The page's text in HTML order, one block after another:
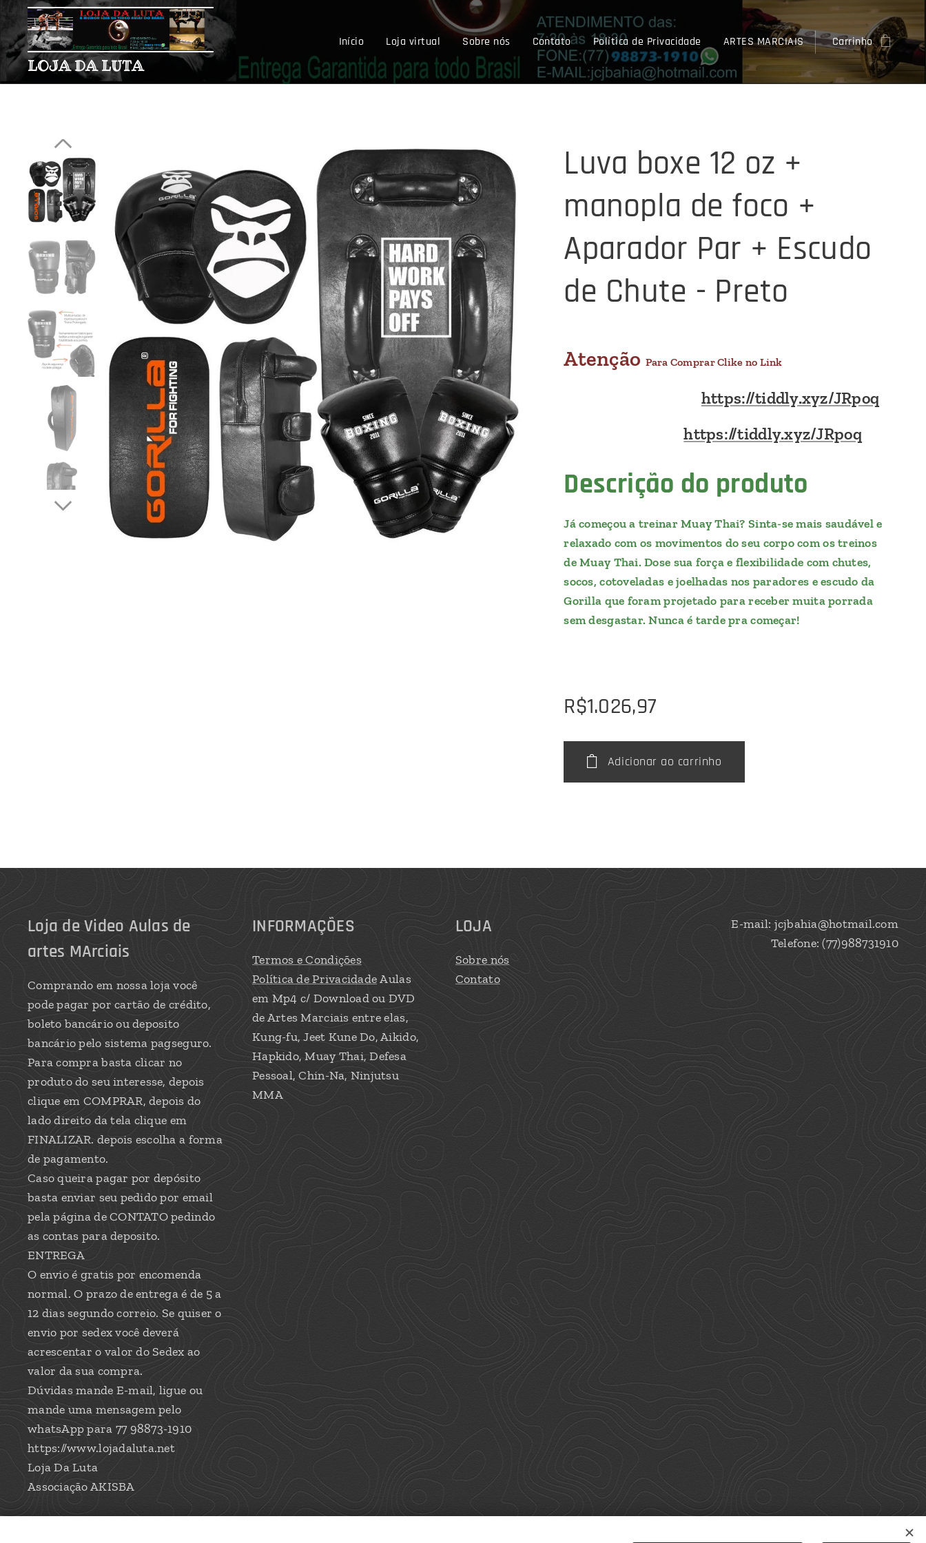
LOJA DA LUTA
Início Loja virtual Sobre nós Contato Política de Privacidade ARTES MARCIAIS Carrinho
Luva boxe 12 oz +
manopla de foco +
Aparador Par + Escudo
de Chute - Preto
Atenção Para Comprar Clike no Link
https://tiddly.xyz/JRpoq
https://tiddly.xyz/JRpoq
Descrição do produto
Já começou a treinar Muay Thai? Sinta-se mais saudável e
relaxado com os movimentos do seu corpo com os treinos
de Muay Thai. Dose sua força e flexibilidade com chutes,
socos, cotoveladas e joelhadas nos paradores e escudo da
Gorilla que foram projetado para receber muita porrada
sem desgastar. Nunca é tarde pra começar!
R$1.026,97
Adicionar ao carrinho
Loja de Video Aulas de
artes MArciais
Comprando em nossa loja você
pode pagar por cartão de crédito,
boleto bancário ou deposito
bancário pelo sistema pagseguro.
Para compra basta clicar no
produto do seu interesse, depois
clique em COMPRAR, depois do
lado direito da tela clique em
FINALIZAR. depois escolha a forma
de pagamento.
Caso queira pagar por depósito
basta enviar seu pedido por email
pela página de CONTATO pedindo
as contas para deposito.
ENTREGA
O envio é gratis por encomenda
normal. O prazo de entrega é de 5 a
12 dias segundo correio. Se quiser o
envio por sedex você deverá
acrescentar o valor do Sedex ao
valor da sua compra.
Dúvidas mande E-mail, ligue ou
mande uma mensagem pelo
whatsApp para 77 98873-1910
https://www.lojadaluta.net
Loja Da Luta
Associação AKISBA
INFORMAÇÕES
Termos e Condições
Política de PrivacidadeAulas
em Mp4 c/ Download ou DVD
de Artes Marciais entre elas,
Kung-fu, Jeet Kune Do, Aikido,
Hapkido, Muay Thai, Defesa
Pessoal, Chin-Na, Ninjutsu
MMA
LOJA
Sobre nós
Contato
E-mail: jcjbahia@hotmail.com
Telefone: (77)988731910